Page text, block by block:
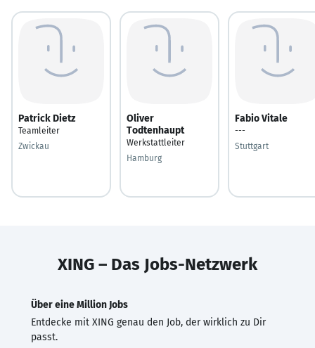
Patrick Dietz
Teamleiter
Zwickau
Oliver
Todtenhaupt
Werkstattleiter
Hamburg
Fabio Vitale
---
Stuttgart
XING – Das Jobs-Netzwerk
Über eine Million Jobs
Entdecke mit XING genau den Job, der wirklich zu Dir
passt.